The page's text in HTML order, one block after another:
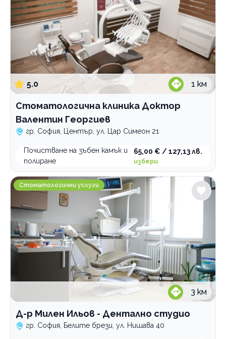
5.0 1 км
Стоматологична клиника Доктор
Валентин Георгиев
гр. София, Център, ул. Цар Симеон 21
Почистване на зъбен камък и
полиране
65,00 € / 127,13 лв.
избери
Д-р Милен Ильов - Дентално студио
Стоматологични услуги
3 км
Д-р Милен Ильов - Дентално студио
гр. София, Белите брези, ул. Нишава 40